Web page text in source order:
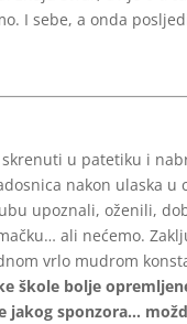
I sebe, a onda
u patetiku i
nakon ulaska u
upoznali, oženili,
ali nećemo.
vrlo mudrom
škole bolje
jakog sponzora…